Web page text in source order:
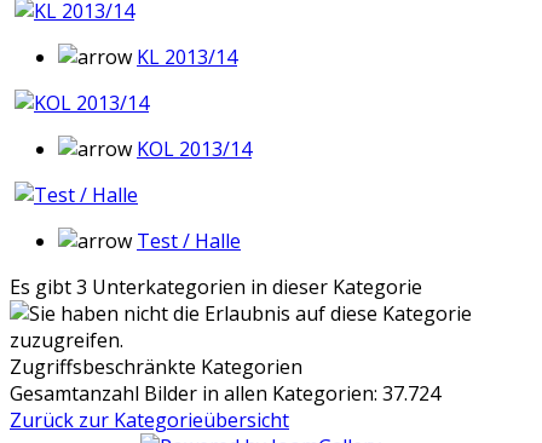
KL 2013/14
KOL 2013/14
Test / Halle
Es gibt 3 Unterkategorien in dieser Kategorie
Zugriffsbeschränkte Kategorien
Gesamtanzahl Bilder in allen Kategorien: 37.724
Zurück zur Kategorieübersicht